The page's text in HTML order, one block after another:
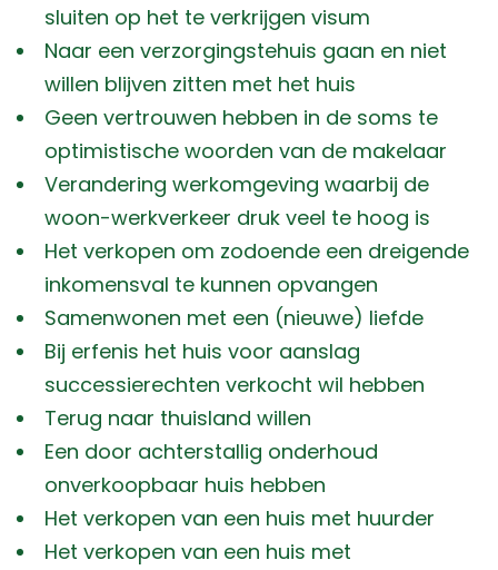
sluiten op het te verkrijgen visum
Naar een verzorgingstehuis gaan en niet
willen blijven zitten met het huis
Geen vertrouwen hebben in de soms te
optimistische woorden van de makelaar
Verandering werkomgeving waarbij de
woon-werkverkeer druk veel te hoog is
Het verkopen om zodoende een dreigende
inkomensval te kunnen opvangen
Samenwonen met een (nieuwe) liefde
Bij erfenis het huis voor aanslag
successierechten verkocht wil hebben
Terug naar thuisland willen
Een door achterstallig onderhoud
onverkoopbaar huis hebben
Het verkopen van een huis met huurder
Het verkopen van een huis met